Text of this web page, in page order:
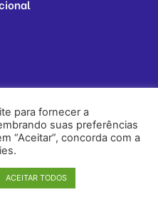
Reserved |janelatech.com
para fornecer a
suas preferências
“Aceitar”, concorda com a
ACEITAR TODOS